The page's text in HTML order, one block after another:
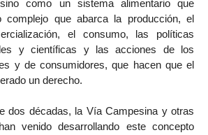
como un sistema alimentario que
complejo que abarca la producción, el
el consumo, las políticas
y científicas y las acciones de los
y de consumidores, que hacen que el
un derecho.
dos décadas, la Vía Campesina y otras
venido desarrollando este concepto